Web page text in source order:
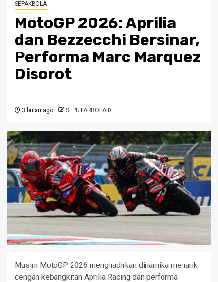
SEPAKBOLA
MotoGP 2026: Aprilia
dan Bezzecchi Bersinar,
Performa Marc Marquez
Disorot
3 bulan ago SEPUTARBOLAID
Musim MotoGP 2026 menghadirkan dinamika menarik
dengan kebangkitan Aprilia Racing dan performa